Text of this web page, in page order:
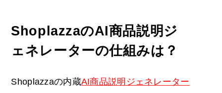
ShoplazzaのAI商品説明ジ
ェネレーターの仕組みは？
Shoplazzaの内蔵AI商品説明ジェネレーター